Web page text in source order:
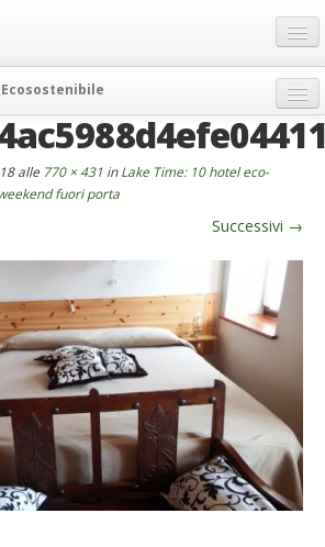
alle 770 × 431 inLake Time: 10 hotel eco-
fuori porta
Successivi →